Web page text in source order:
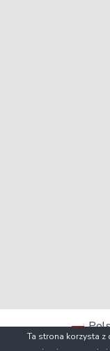
Ta strona korzysta z